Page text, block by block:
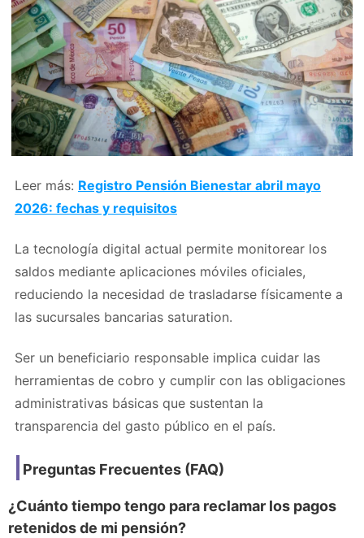
Leer más: Registro Pensión Bienestar abril mayo
2026: fechas y requisitos
La tecnología digital actual permite monitorear los
saldos mediante aplicaciones móviles oficiales,
reduciendo la necesidad de trasladarse físicamente a
las sucursales bancarias saturation.
Ser un beneficiario responsable implica cuidar las
herramientas de cobro y cumplir con las obligaciones
administrativas básicas que sustentan la
transparencia del gasto público en el país.
Preguntas Frecuentes (FAQ)
¿Cuánto tiempo tengo para reclamar los pagos
retenidos de mi pensión?